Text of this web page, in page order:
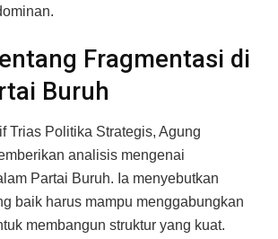
Fragmentasi di
Buruh
Trias Politika Strategis, Agung
analisis mengenai
Partai Buruh. Ia menyebutkan
baik harus mampu menggabungkan
membangun struktur yang kuat.